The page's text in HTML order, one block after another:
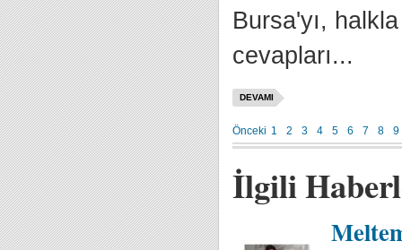
Bursa'yı,
cevapları...
DEVAMI
Önceki 1 2 3 4 5 6 7 8 9
İlgili